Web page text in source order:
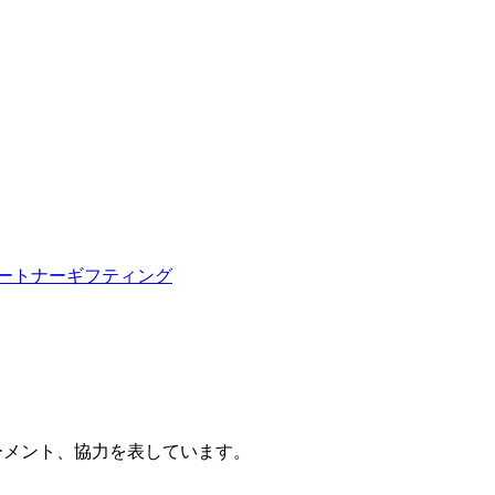
トナーギフティング
ント、協力を表しています。